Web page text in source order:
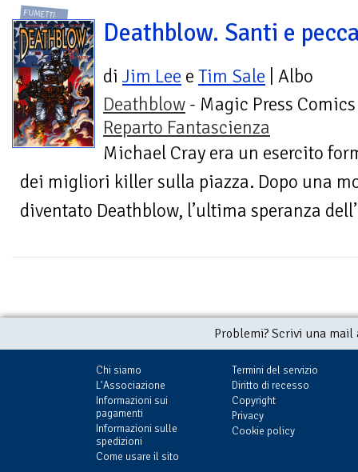
FUMETTI
Deathblow. Santi e
di Jim Lee e Tim Sale | Albo
Deathblow - Magic Press
Reparto Fantascienza
Michael Cray era un esercito
dei migliori killer sulla piazza. Dopo una
diventato Deathblow, l’ultima speranza
Problemi? Scrivi una
Chi siamo
L'Associazione
Informazioni sui
pagamenti
Informazioni sulle
spedizioni
Come usare il sito
Termini del servizio
Diritto di recesso
Copyright
Privacy
Cookie policy